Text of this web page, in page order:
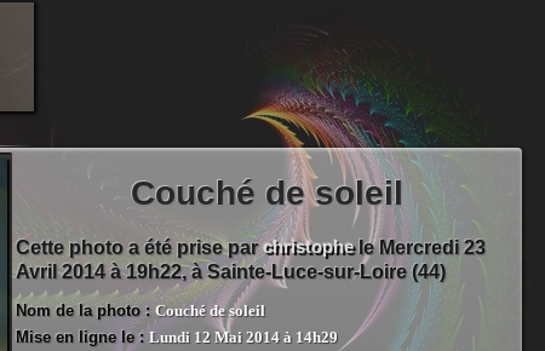
Couché de soleil
Cette photo a été prise parchristophele Mercredi 23
Avril 2014 à 19h22, à Sainte-Luce-sur-Loire (44)
Nom de la photo : Couché de soleil
Mise en ligne le : Lundi 12 Mai 2014 à 14h29